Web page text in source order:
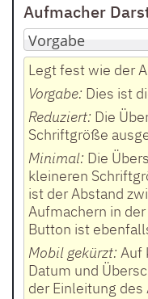
Aufmacher
Legt fest wie der
Vorgabe: Dies ist
Reduziert: Die
Schriftgröße
Minimal: Die
kleineren
ist der Abstand
Aufmachern in
Button ist
Mobil gekürzt: Auf
Datum und
der Einleitung